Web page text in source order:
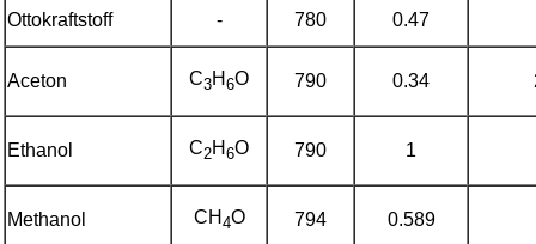
Ottokraftstoff - 780 0.47
Aceton C3H 6O 790 0.34
Ethanol C2H 6O 790 1
Methanol CH 4O 794 0.589